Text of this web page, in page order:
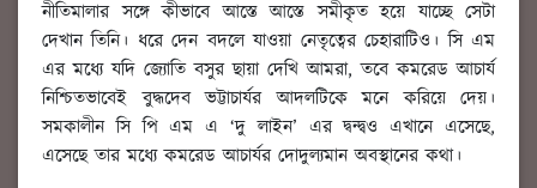
নীতিমালার সঙ্গে কীভাবে আস্তে আস্তে সমীকৃত হয়ে যাচ্ছে সেটা
দেখান তিনি। ধরে দেন বদলে যাওয়া নেতৃত্বের চেহারাটিও। সি এম
এর মধ্যে যদি জ্যোতি বসুর ছায়া দেখি আমরা, তবে কমরেড আচার্য
নিশ্চিতভাবেই বুদ্ধদেব ভট্টাচার্যর আদলটিকে মনে করিয়ে দেয়।
সমকালীন সি পি এম এ ‘দু লাইন’ এর দ্বন্দ্বও এখানে এসেছে,
এসেছে তার মধ্যে কমরেড আচার্যর দোদুল্যমান অবস্থানের কথা।